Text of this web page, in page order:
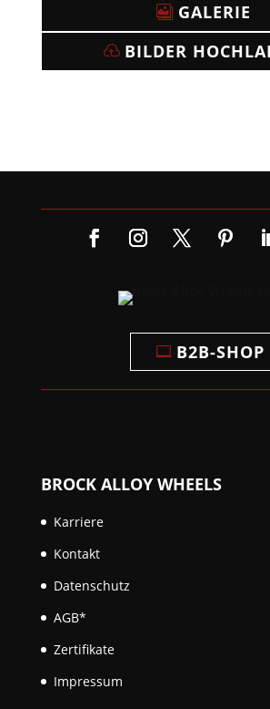
GALERIE
BILDER
B2B-SHOP
BROCK ALLOY WHEELS
Karriere
Kontakt
Datenschutz
AGB*
Zertifikate
Impressum